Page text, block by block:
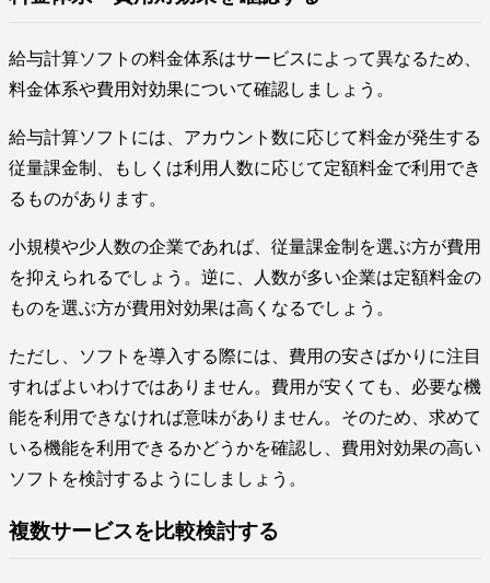
給与計算ソフトの料金体系はサービスによって異なるため、
料金体系や費用対効果について確認しましょう。
給与計算ソフトには、アカウント数に応じて料金が発生する
従量課金制、もしくは利用人数に応じて定額料金で利用でき
るものがあります。
小規模や少人数の企業であれば、従量課金制を選ぶ方が費用
を抑えられるでしょう。逆に、人数が多い企業は定額料金の
ものを選ぶ方が費用対効果は高くなるでしょう。
ただし、ソフトを導入する際には、費用の安さばかりに注目
すればよいわけではありません。費用が安くても、必要な機
能を利用できなければ意味がありません。そのため、求めて
いる機能を利用できるかどうかを確認し、費用対効果の高い
ソフトを検討するようにしましょう。
複数サービスを比較検討する